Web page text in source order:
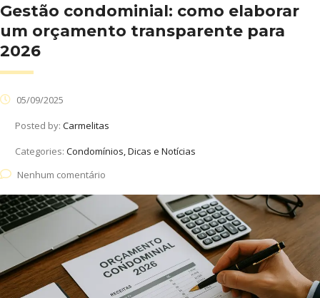
Gestão condominial: como elaborar
um orçamento transparente para
2026
05/09/2025
Posted by: Carmelitas
Categories: Condomínios, Dicas e Notícias
Nenhum comentário